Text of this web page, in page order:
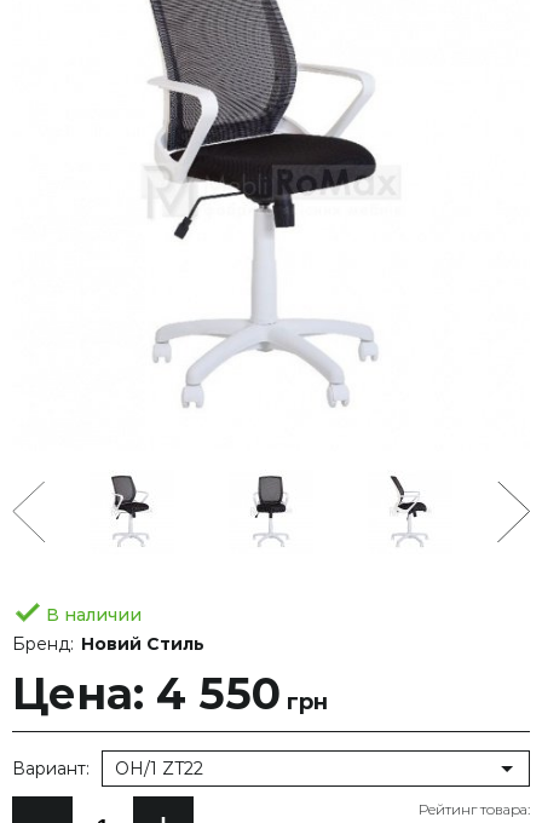
В наличии
Бренд: Новий Стиль
Цена: 4 550 грн
Вариант: OH/1 ZT22
Рейтинг товара: